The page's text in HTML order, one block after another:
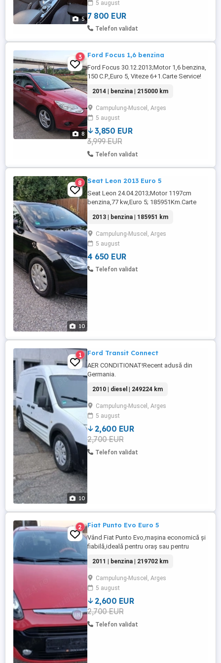
5
5 august
7 800 EUR
Telefon validat
8
3 Ford Focus 1,6 benzina
Ford Focus 30.12.2013;Motor 1,6 benzina,
150 C.P.,Euro 5, Viteze 6+1.Carte Service!
2014 | benzina | 215000 km
Campulung-Muscel, Arges
5 august
3,850 EUR
3,999 EUR
Telefon validat
10
8 Seat Leon 2013 Euro 5
Seat Leon 24.04.2013;Motor 1197cm
benzina,77 kw,Euro 5; 185951Km.Carte
2013 | benzina | 185951 km
Campulung-Muscel, Arges
5 august
4 650 EUR
Telefon validat
10
1 Ford Transit Connect
AER CONDITIONAT!Recent adusă din
Germania.
2010 | diesel | 249224 km
Campulung-Muscel, Arges
5 august
2,600 EUR
2,700 EUR
Telefon validat
2 Fiat Punto Evo Euro 5
Vând Fiat Punto Evo,maşina economică și
fiabilă,ideală pentru oraș sau pentru
benzina,costuri mici de întreținere.Data
fabricației :12.07.2011 Motor:1,2
benzina(1242cm3) Putere :51Kw Euro 5;
Kilometraj:219702km,Carte
service!Importată din Germania!Inspecție
valabila ...
2011 | benzina | 219702 km
Campulung-Muscel, Arges
5 august
2,600 EUR
2,700 EUR
Telefon validat